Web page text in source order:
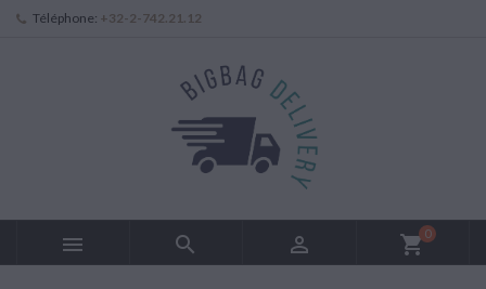
Téléphone: +32-2-742.21.12
   shopping_cart0